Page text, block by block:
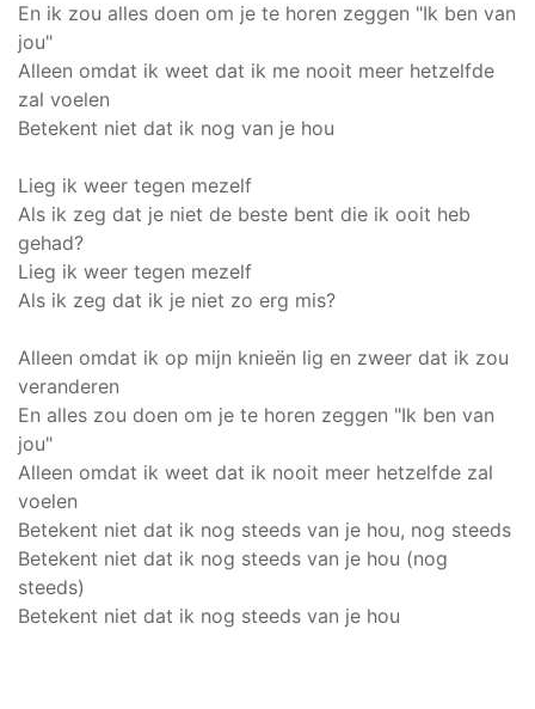
En ik zou alles doen om je te horen zeggen "Ik ben van
jou"
Alleen omdat ik weet dat ik me nooit meer hetzelfde
zal voelen
Betekent niet dat ik nog van je hou
Lieg ik weer tegen mezelf
Als ik zeg dat je niet de beste bent die ik ooit heb
gehad?
Lieg ik weer tegen mezelf
Als ik zeg dat ik je niet zo erg mis?
Alleen omdat ik op mijn knieën lig en zweer dat ik zou
veranderen
En alles zou doen om je te horen zeggen "Ik ben van
jou"
Alleen omdat ik weet dat ik nooit meer hetzelfde zal
voelen
Betekent niet dat ik nog steeds van je hou, nog steeds
Betekent niet dat ik nog steeds van je hou (nog
steeds)
Betekent niet dat ik nog steeds van je hou